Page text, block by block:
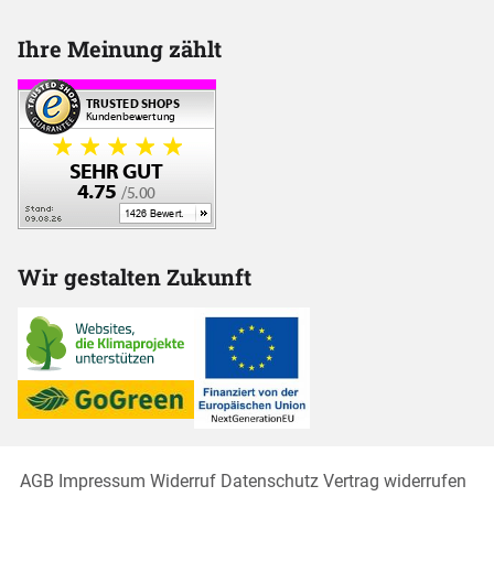
Ihre Meinung zählt
Wir gestalten Zukunft
AGB Impressum Widerruf Datenschutz Vertrag widerrufen